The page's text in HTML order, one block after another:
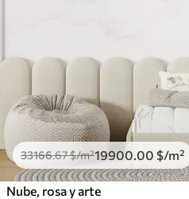
33166.67$/m²19900 .00 $/m²
Nube, rosa y arte